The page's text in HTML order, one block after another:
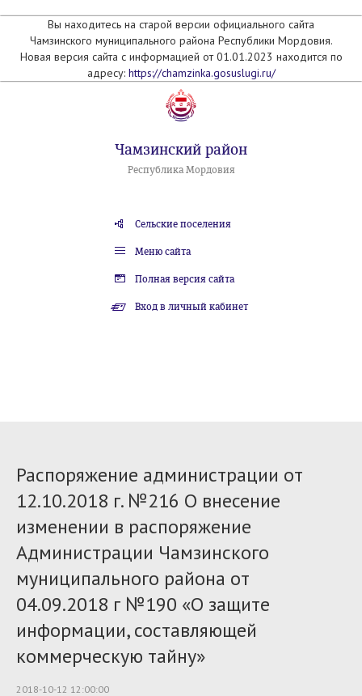
Вы находитесь на старой версии официального сайта
Чамзинского муниципального района Республики Мордовия.
Новая версия сайта с информацией от 01.01.2023 находится по
адресу: https://chamzinka.gosuslugi.ru/
Чамзинский район
Республика Мордовия
Сельские поселения
Меню сайта
Полная версия сайта
Вход в личный кабинет
Распоряжение администрации от
12.10.2018 г. №216 О внесение
изменении в распоряжение
Администрации Чамзинского
муниципального района от
04.09.2018 г №190 «О защите
информации, составляющей
коммерческую тайну»
2018-10-12 12:00:00